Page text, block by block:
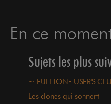
En ce
Sujets les plus
~ FULLTONE USER'S
Les clones qui sonnent